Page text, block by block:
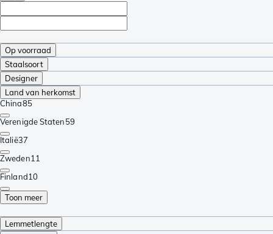
Op voorraad
Staalsoort
Designer
Land van herkomst
China85
Verenigde Staten59
Italië37
Zweden11
Finland10
Toon meer
Lemmetlengte